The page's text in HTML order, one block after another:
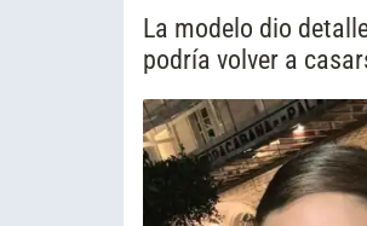
La modelo dio
podría volver a